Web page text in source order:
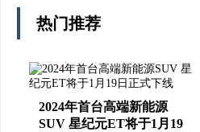
热门推荐
2024年首台高端新能源
SUV 星纪元ET将于1月19